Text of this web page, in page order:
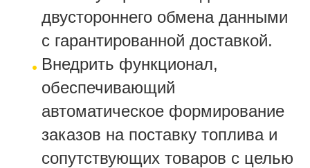
двустороннего обмена данными
с гарантированной доставкой.
Внедрить функционал,
обеспечивающий
автоматическое формирование
заказов на поставку топлива и
сопутствующих товаров с целью